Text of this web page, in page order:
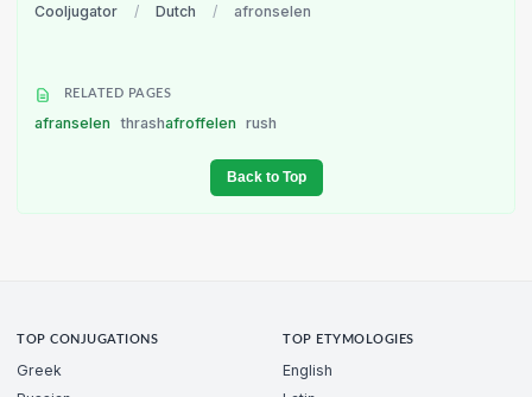
Cooljugator / Dutch / afronselen
RELATED PAGES
afranselen thrashafroffelen rush
Back to Top
TOP CONJUGATIONS
Greek
TOP ETYMOLOGIES
English